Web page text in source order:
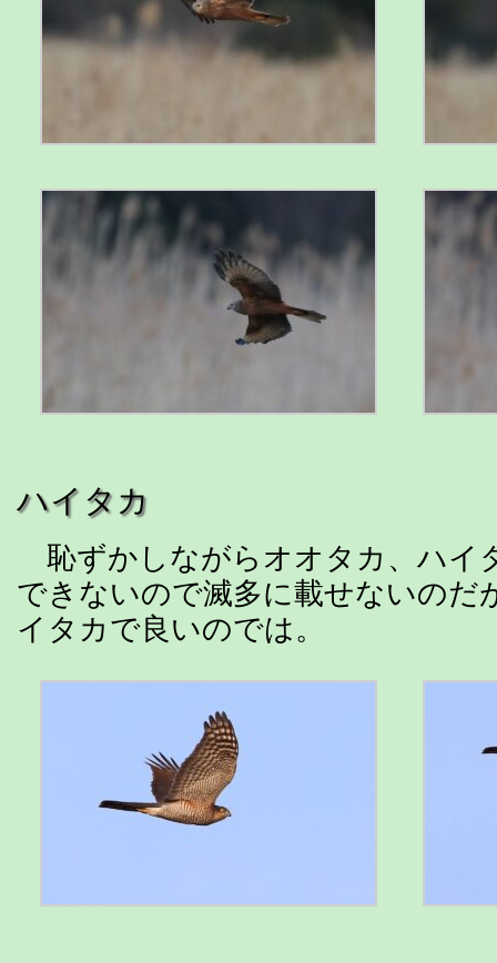
ハイタカ
恥ずかしながらオオタカ、ハイ
できないので滅多に載せないのだ
イタカで良いのでは。